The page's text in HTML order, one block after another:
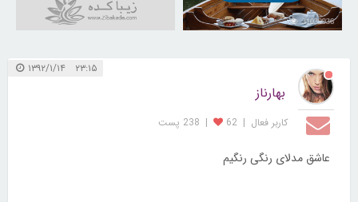
31039936
۲۳:۱۵ ۱۳۹۲/۱/۱۴
بهارناز
کاربر فعال |
62
| 238 پست
عاشق مدلای رنگی رنگیم